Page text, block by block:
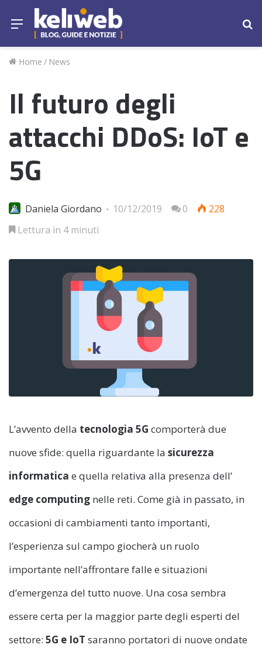
Menu
Home / News
Il futuro degli
attacchi DDoS: IoT e
5G
Daniela Giordano 10/12/2019 0
228
Lettura in 4 minuti
L’avvento della tecnologia 5G comporterà due
nuove sfide: quella riguardante la sicurezza
informatica e quella relativa alla presenza dell’
edge computing nelle reti. Come già in passato, in
occasioni di cambiamenti tanto importanti,
l’esperienza sul campo giocherà un ruolo
importante nell’affrontare falle e situazioni
d’emergenza del tutto nuove. Una cosa sembra
essere certa per la maggior parte degli esperti del
settore: 5G e IoT saranno portatori di nuove ondate